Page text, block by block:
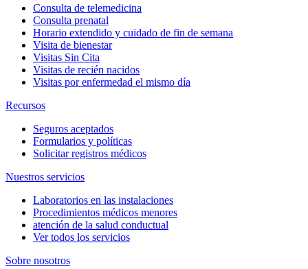
Consulta de telemedicina
Consulta prenatal
Horario extendido y cuidado de fin de semana
Visita de bienestar
Visitas Sin Cita
Visitas de recién nacidos
Visitas por enfermedad el mismo día
Recursos
Seguros aceptados
Formularios y políticas
Solicitar registros médicos
Nuestros servicios
Laboratorios en las instalaciones
Procedimientos médicos menores
atención de la salud conductual
Ver todos los servicios
Sobre nosotros